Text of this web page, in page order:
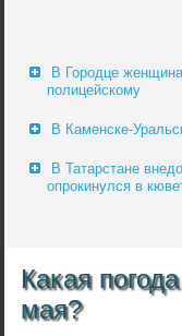
В Городце
полицейскому
В Каменске-
В Татарстане
опрокинулся в
Какая
мая?